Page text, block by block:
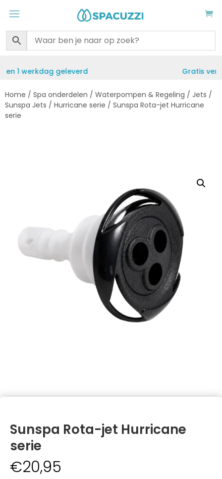
Gratis verzending vanaf €50
Home / Spa onderdelen / Waterpompen & Regeling / Jets /
Sunspa Jets / Hurricane serie / Sunspa Rota-jet Hurricane
serie
Sunspa Rota-jet Hurricane
serie
€20,95